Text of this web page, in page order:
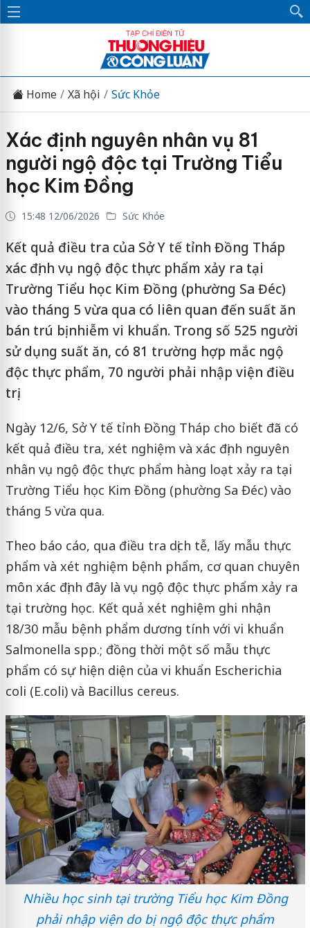
Home Xã hội Sức Khỏe
Xác định nguyên nhân vụ 81
người ngộ độc tại Trường Tiểu
học Kim Đồng
15:48 12/06/2026 Sức Khỏe
Kết quả điều tra của Sở Y tế tỉnh Đồng Tháp
xác định vụ ngộ độc thực phẩm xảy ra tại
Trường Tiểu học Kim Đồng (phường Sa Đéc)
vào tháng 5 vừa qua có liên quan đến suất ăn
bán trú bị nhiễm vi khuẩn. Trong số 525 người
sử dụng suất ăn, có 81 trường hợp mắc ngộ
độc thực phẩm, 70 người phải nhập viện điều
trị.
Ngày 12/6, Sở Y tế tỉnh Đồng Tháp cho biết đã có
kết quả điều tra, xét nghiệm và xác định nguyên
nhân vụ ngộ độc thực phẩm hàng loạt xảy ra tại
Trường Tiểu học Kim Đồng (phường Sa Đéc) vào
tháng 5 vừa qua.
Theo báo cáo, qua điều tra dịch tễ, lấy mẫu thực
phẩm và xét nghiệm bệnh phẩm, cơ quan chuyên
môn xác định đây là vụ ngộ độc thực phẩm xảy ra
tại trường học. Kết quả xét nghiệm ghi nhận
18/30 mẫu bệnh phẩm dương tính với vi khuẩn
Salmonella spp.; đồng thời một số mẫu thực
phẩm có sự hiện diện của vi khuẩn Escherichia
coli (E.coli) và Bacillus cereus.
Nhiều học sinh tại trường Tiểu học Kim Đồng
phải nhập viện do bị ngộ độc thực phẩm